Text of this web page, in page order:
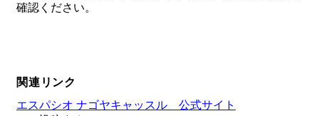
確認ください。
関連リンク
エスパシオ ナゴヤキャッスル 公式サイト